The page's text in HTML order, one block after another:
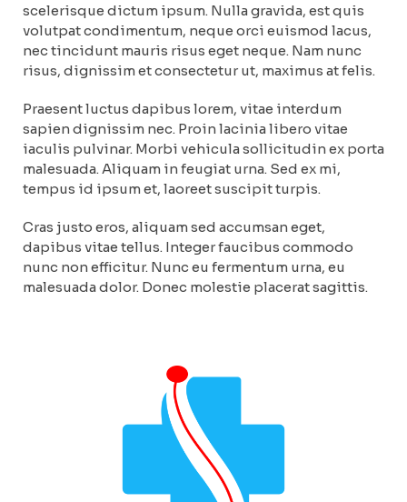
scelerisque dictum ipsum. Nulla gravida, est quis
volutpat condimentum, neque orci euismod lacus,
nec tincidunt mauris risus eget neque. Nam nunc
risus, dignissim et consectetur ut, maximus at felis.
Praesent luctus dapibus lorem, vitae interdum
sapien dignissim nec. Proin lacinia libero vitae
iaculis pulvinar. Morbi vehicula sollicitudin ex porta
malesuada. Aliquam in feugiat urna. Sed ex mi,
tempus id ipsum et, laoreet suscipit turpis.
Cras justo eros, aliquam sed accumsan eget,
dapibus vitae tellus. Integer faucibus commodo
nunc non efficitur. Nunc eu fermentum urna, eu
malesuada dolor. Donec molestie placerat sagittis.